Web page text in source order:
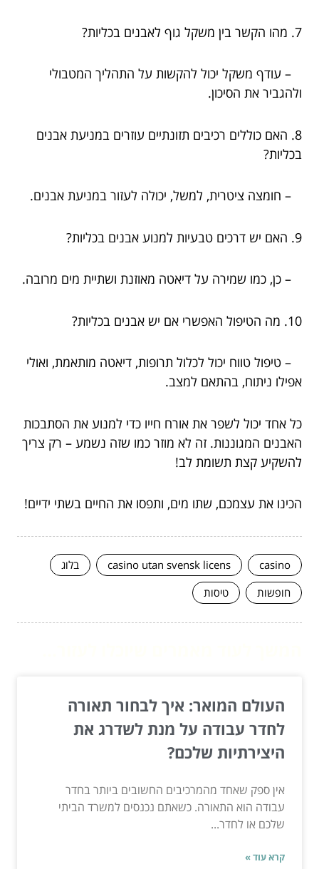
7. מהו הקשר בין משקל גוף לאבנים בכליות?
– עודף משקל יכול להקשות על התהליך המטבולי
ולהגביר את הסיכון.
8. האם כוללים רכיבים תזונתיים עוזרים במניעת אבנים
בכליות?
– חומצה ציטרית, למשל, יכולה לעזור במניעת אבנים.
9. האם יש דרכים טבעיות למנוע אבנים בכליות?
– כן, כמו שמירה על דיאטה מאוזנת ושתיית מים מרובה.
10. מה הטיפול האפשרי אם יש אבנים בכליות?
– טיפול טווח יכול לכלול תרופות, דיאטה מותאמת, ואולי
אפילו ניתוח, בהתאם למצב.
כל אחד יכול לשפר את אורח חייו כדי למנוע את הסתבכות
האבנים המגוננות. זה לא מוזר כמו שזה נשמע – רק צריך
להשקיע קצת תשומת לב!
הכינו את עצמכם, שתו מים, ותפסו את החיים בשתי ידיים!
casino
casino utan svensk licens
בלוג
חופשות
טיסות
העולם המואר: איך לבחור תאורה
לחדר עבודה על מנת לשדרג את
היצירתיות שלכם?
אין ספק שאחד מהמרכיבים החשובים ביותר בחדר
עבודה הוא התאורה. כשאתם נכנסים למשרד הביתי
שלכם או לחדר...
קרא עוד »